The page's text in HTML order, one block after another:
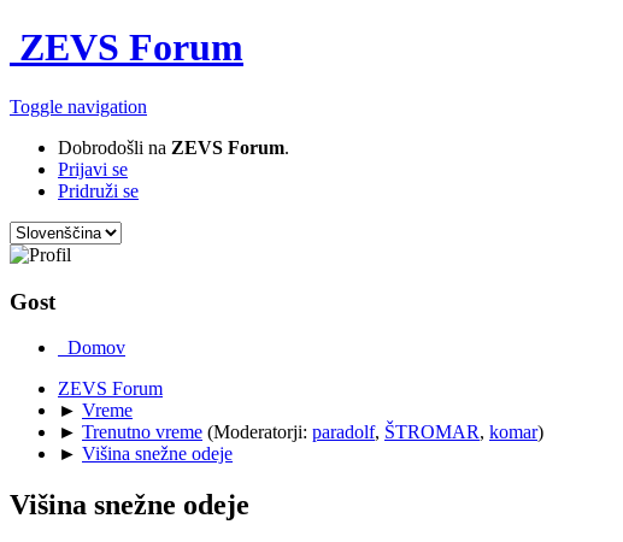
ZEVS Forum
Toggle navigation
Dobrodošli na ZEVS Forum.
Prijavi se
Pridruži se
Gost
Domov
ZEVS Forum
► Vreme
► Trenutno vreme (Moderatorji: paradolf, ŠTROMAR, komar)
► Višina snežne odeje
Višina snežne odeje